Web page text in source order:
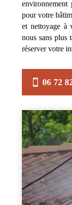
environnement
pour votre
et nettoyage à
nous sans plus
réserver votre
06 72